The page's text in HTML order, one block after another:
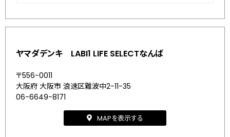
ヤマダデンキ LABI1 LIFE SELECTなんば
〒556-0011
大阪府 大阪市 浪速区難波中2-11-35
06-6649-8171
MAPを表示する